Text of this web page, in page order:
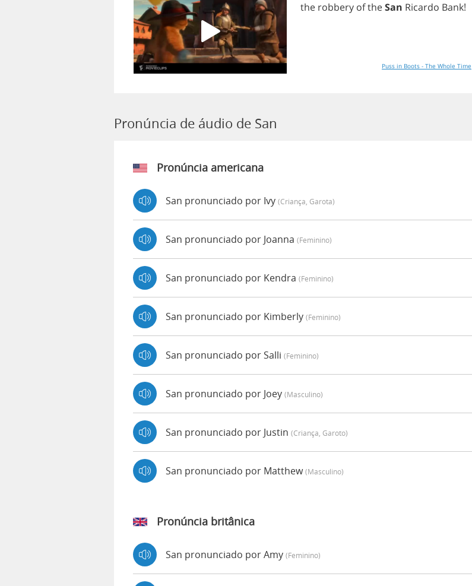
the robbery oftheSan Ricardo Bank!
Puss in Boots - The Whole Time
Pronúncia de áudio de San
Pronúncia americana
San pronunciado por Ivy (criança, Garota)
San pronunciado por Joanna (feminino)
San pronunciado por Kendra (feminino)
San pronunciado por Kimberly (feminino)
San pronunciado por Salli (feminino)
San pronunciado por Joey (masculino)
San pronunciado por Justin (criança, Garoto)
San pronunciado por Matthew(masculino)
Pronúncia britânica
San pronunciado por Amy (feminino)